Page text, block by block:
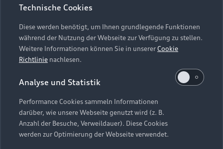
Online-Terminvereinbarung
Servicekontakt
Vertrag widerrufen
Investor Relations
Presse & Media Center
Datenschutz
Audi erleben
Newsletter
Impressum Rechtliches
Hinweisgebersystem
Datenschutzinformation
Cookie-Einstellungen
Cookie-Richtlinie
Barrierefreiheit
Hinweis: Die aktuelle Darstellung und Anordnung der
Embleme am Fahrzeug bei allen Abbildungen auf dieser
Webseite kann abweichen.
Technische Cookies
Diese werden benötigt, um Ihnen grundlegende Funktionen
während der Nutzung der Webseite zur Verfügung zu stellen.
Weitere Informationen können Sie in unsererCookie
Richtlinie nachlesen.
Analyse und Statistik
Performance Cookies sammeln Informationen
darüber, wie unsere Webseite genutzt wird (z. B.
Anzahl der Besuche, Verweildauer). Diese Cookies
werden zur Optimierung der Webseite verwendet.